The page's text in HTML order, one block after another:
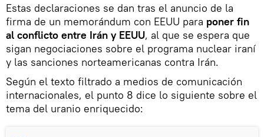
Estas declaraciones se dan tras el anuncio de la
firma de un memorándum con EEUU para poner fin
al conflicto entre Irán y EEUU, al que se espera que
sigan negociaciones sobre el programa nuclear iraní
y las sanciones norteamericanas contra Irán.
Según el texto filtrado a medios de comunicación
internacionales, el punto 8 dice lo siguiente sobre el
tema del uranio enriquecido: